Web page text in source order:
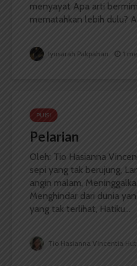
menyayat Apa arti
mematahkan lebih dulu?
Iyusarah Pakpahan 1
PUISI
Pelarian
Oleh: Tio Hasianna
sepi yang tak berujung,
angin malam,
Menghindar dari dunia
yang tak terlihat, Hatiku...
Tio Hasianna Vincentia